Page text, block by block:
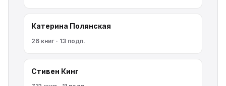
Катерина Полянская
26 книг · 13 подп.
Стивен Кинг